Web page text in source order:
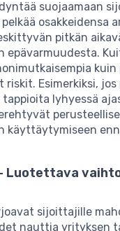
suojaamaan
osakkeidensa
pitkän
epävarmuudesta.
riskit. Esimerkiksi,
tappioita lyhyessä
käyttäytymiseen
Luotettava
sijoittajille
nauttia yrityksen